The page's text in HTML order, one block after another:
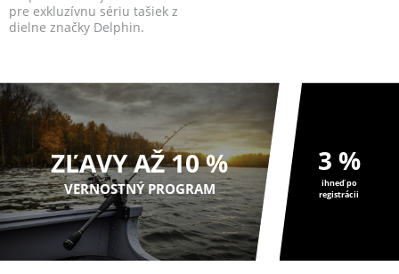
pre exkluzívnu sériu tašiek z
dielne značky Delphin.
ZĽAVY AŽ 10 %
VERNOSTNÝ PROGRAM
3 %
ihneď po
registrácii